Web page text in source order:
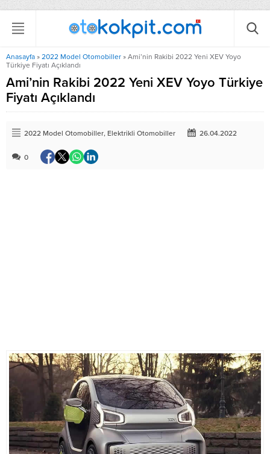
Anasayfa » 2022 Model Otomobiller » Ami’nin Rakibi 2022 Yeni XEV Yoyo
Türkiye Fiyatı Açıklandı
Ami’nin Rakibi 2022 Yeni XEV Yoyo Türkiye
Fiyatı Açıklandı
2022 Model Otomobiller, Elektrikli Otomobiller 26.04.2022
0